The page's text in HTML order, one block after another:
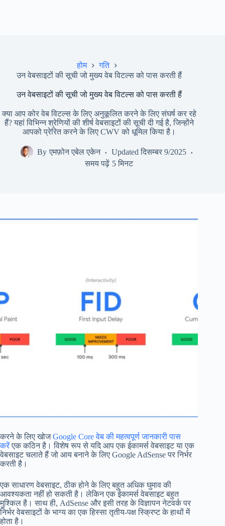
होम
गति
उन वेबसाइटों की सूची जो मुख्य वेब विटल्स को पास करती हैं
उन वेबसाइटों की सूची जो मुख्य वेब विटल्स को पास करती हैं
क्या आप कोर वेब विटल्स के लिए अनुकूलित करने के लिए संघर्ष कर रहे
हैं? यहां विभिन्न श्रेणियों की शीर्ष वेबसाइटों की सूची दी गई है, जिन्होंने
आपको प्रेरित करने के लिए CWV को धूमिल किया है।
By एमफ़ोन एबेल एकेन Updated दिसम्बर 9/2025
समय पढ़ें 5 मिनट
करने के लिए खोजGoogle Core वेब की महत्वपूर्ण जानकारी पास
करेंएक कठिन है। विशेष रूप से यदि आप एक ईकामर्स वेबसाइट या एक
वेबसाइट चलाते हैं जो आय बनाने के लिए Google AdSense पर निर्भर
करती है।
एक साधारण वेबसाइट, ठीक होने के लिए बहुत अधिक घुमाव की
आवश्यकता नहीं हो सकती है। लेकिन एक ईकामर्स वेबसाइट बहुत
मुश्किल है। साथ ही, AdSense और इसी तरह के विज्ञापन नेटवर्क पर
निर्भर वेबसाइटों के भाग्य का एक हिस्सा तृतीय-पक्ष स्क्रिप्ट के हाथों में
होता है।